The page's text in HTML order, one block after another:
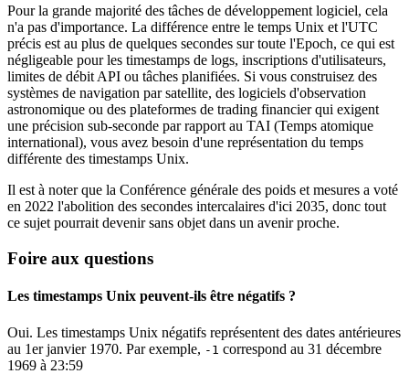
Pour la grande majorité des tâches de développement logiciel, cela
n'a pas d'importance. La différence entre le temps Unix et l'UTC
précis est au plus de quelques secondes sur toute l'Epoch, ce qui est
négligeable pour les timestamps de logs, inscriptions d'utilisateurs,
limites de débit API ou tâches planifiées. Si vous construisez des
systèmes de navigation par satellite, des logiciels d'observation
astronomique ou des plateformes de trading financier qui exigent
une précision sub-seconde par rapport au TAI (Temps atomique
international), vous avez besoin d'une représentation du temps
différente des timestamps Unix.
Il est à noter que la Conférence générale des poids et mesures a voté
en 2022 l'abolition des secondes intercalaires d'ici 2035, donc tout
ce sujet pourrait devenir sans objet dans un avenir proche.
Foire aux questions
Les timestamps Unix peuvent-ils être négatifs ?
Oui. Les timestamps Unix négatifs représentent des dates antérieures
au 1er janvier 1970. Par exemple, -1 correspond au 31 décembre
1969 à 23:59